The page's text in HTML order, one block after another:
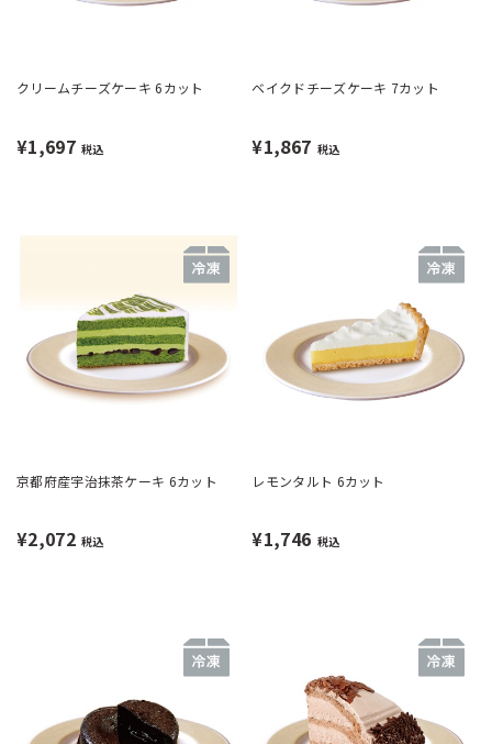
クリームチーズケーキ 6カット
¥1,697 税込
ベイクドチーズケーキ 7カット
¥1,867 税込
京都府産宇治抹茶ケーキ 6カット
¥2,072 税込
レモンタルト 6カット
¥1,746 税込